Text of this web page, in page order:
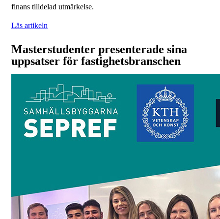
finans tilldelad utmärkelse.
Läs artikeln
Masterstudenter presenterade sina
uppsatser för fastighetsbranschen